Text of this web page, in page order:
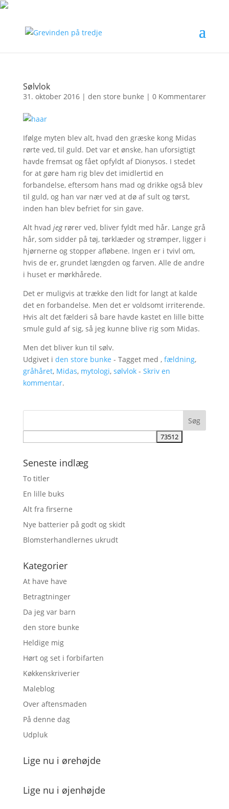
Sølvlok
31. oktober 2016| den store bunke | 0 Kommentarer
Ifølge myten blev alt, hvad den græske kong Midas
rørte ved, til guld. Det var et ønske, han uforsigtigt
havde fremsat og fået opfyldt af Dionysos. I stedet
for at gøre ham rig blev det imidlertid en
forbandelse, eftersom hans mad og drikke også blev
til guld, og han var nær ved at dø af sult og tørst,
inden han blev befriet for sin gave.
Alt hvad jegrører ved, bliver fyldt med hår. Lange grå
hår, som sidder på tøj, tørklæder og strømper, ligger i
hjørnerne og stopper afløbene. Ingen er i tvivl om,
hvis de er, grundet længden og farven. Alle de andre
i huset er mørkhårede.
Det er muligvis at trække den lidt for langt at kalde
det en forbandelse. Men det er voldsomt irriterende.
Hvis alt det fælderi så bare havde kastet en lille bitte
smule guld af sig, så jeg kunne blive rig som Midas.
Men det bliver kun til sølv.
Udgivet i den store bunke - Tagget med , fældning,
gråhåret, Midas, mytologi, sølvlok- Skriv en
kommentar.
Seneste indlæg
To titler
En lille buks
Alt fra firserne
Nye batterier på godt og skidt
Blomsterhandlernes ukrudt
Kategorier
At have have
Betragtninger
Da jeg var barn
den store bunke
Heldige mig
Hørt og set i forbifarten
Køkkenskriverier
Maleblog
Over aftensmaden
På denne dag
Udpluk
Lige nu i ørehøjde
Lige nu i øjenhøjde